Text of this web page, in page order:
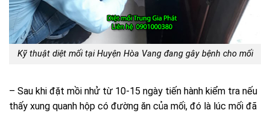
Kỹ thuật diệt mối tại Huyện Hòa Vang đang gây bệnh cho mối
– Sau khi đặt mồi nhử từ 10-15 ngày tiến hành kiểm tra nếu
thấy xung quanh hộp có đường ăn của mối, đó là lúc mối đã